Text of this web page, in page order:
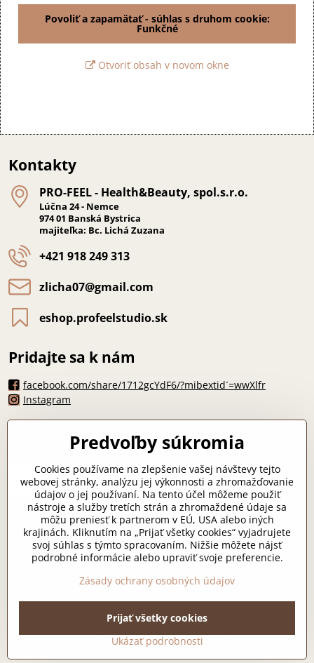
Povoliť a zapamätať - súhlas s druhom cookie:
Funkčné
Otvoriť obsah v novom okne
Kontakty
PRO-FEEL - Health&Beauty, spol​.s​.r​.o​.
Lúčna 24 - Nemce
974 01 Banská Bystrica
majiteľka: Bc. Lichá Zuzana
+421 918 249 313
zlicha07​@gmail​.com
eshop​.profeelstudio​.sk
Pridajte sa k nám
facebook.com/share/1712gcYdF6/?mibextid´=wwXlfr
Instagram
Máte otázku?
Odoslať
Všetko k nákupu
©2026Copyright
Predvoľby súkromiaZásady ochrany osobných údajov
Vytvorené pomocou:BiznisWeb.sk
Predvoľby súkromia
Cookies používame na zlepšenie vašej návštevy tejto
webovej stránky, analýzu jej výkonnosti a zhromažďovanie
údajov o jej používaní. Na tento účel môžeme použiť
nástroje a služby tretích strán a zhromaždené údaje sa
môžu preniesť k partnerom v EÚ, USA alebo iných
krajinách. Kliknutím na „Prijať všetky cookies“ vyjadrujete
svoj súhlas s týmto spracovaním. Nižšie môžete nájsť
podrobné informácie alebo upraviť svoje preferencie.
Zásady ochrany osobných údajov
Ukázať podrobnosti
Prijať všetky cookies